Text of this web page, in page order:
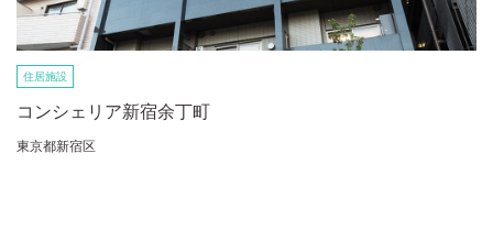
住居施設
コンシェリア新宿余丁町
東京都新宿区